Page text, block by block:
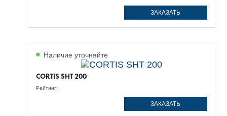
ЗАКАЗАТЬ
Наличие уточняйте
CORTIS SHT 200
Рейтинг:
ЗАКАЗАТЬ